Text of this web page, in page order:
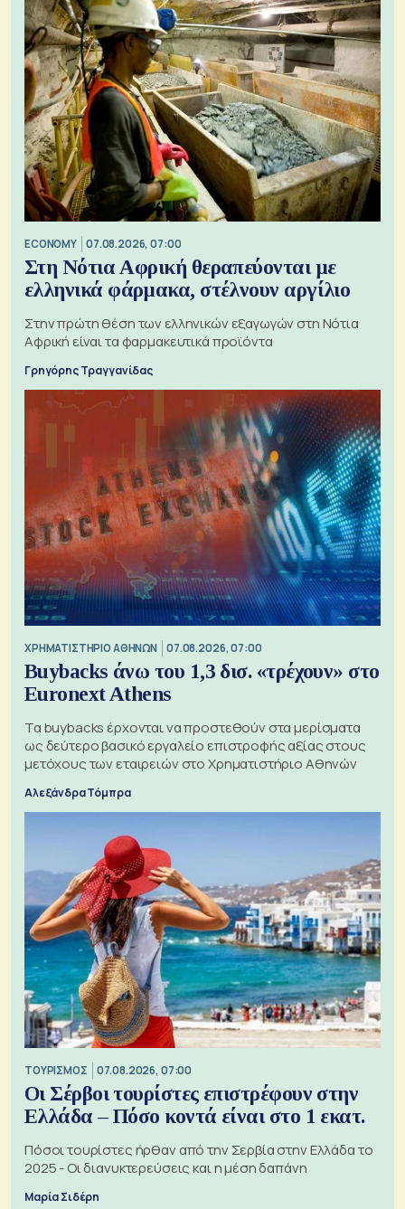
ECONOMY 07.08.2026, 07:00
Στη Νότια Αφρική θεραπεύονται με
ελληνικά φάρμακα, στέλνουν αργίλιο
Στην πρώτη θέση των ελληνικών εξαγωγών στη Νότια
Αφρική είναι τα φαρμακευτικά προϊόντα
Γρηγόρης Τραγγανίδας
XΡΗΜΑΤΙΣΤΗΡΙΟ ΑΘΗΝΩΝ 07.08.2026, 07:00
Buybacks άνω του 1,3 δισ. «τρέχουν» στο
Euronext Athens
Τα buybacks έρχονται να προστεθούν στα μερίσματα
ως δεύτερο βασικό εργαλείο επιστροφής αξίας στους
μετόχους των εταιρειών στο Χρηματιστήριο Αθηνών
Αλεξάνδρα Τόμπρα
ΤΟΥΡΙΣΜΟΣ 07.08.2026, 07:00
Οι Σέρβοι τουρίστες επιστρέφουν στην
Ελλάδα – Πόσο κοντά είναι στο 1 εκατ.
Πόσοι τουρίστες ήρθαν από την Σερβία στην Ελλάδα το
2025 - Οι διανυκτερεύσεις και η μέση δαπάνη
Μαρία Σιδέρη